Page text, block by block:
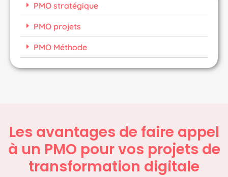
PMO stratégique
PMO projets
PMO Méthode
Les avantages de faire appel
à un PMO pour vos projets de
transformation digitale